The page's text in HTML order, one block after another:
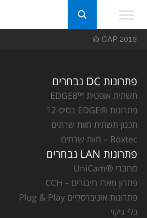
פתרונות DC נבחרים
תשתית אופטית ™EDGE8
פתרונות ®EDGE בסיס-12
תכנון תשתית חוות שרתים
Roxtec – חוות שרתים
פתרונות LAN נבחרים
מחברי ®UniCam
פתרון מארז חיבורים – CCH
פתרונות אוניברסליים Plug & Play
כלי ניקוי